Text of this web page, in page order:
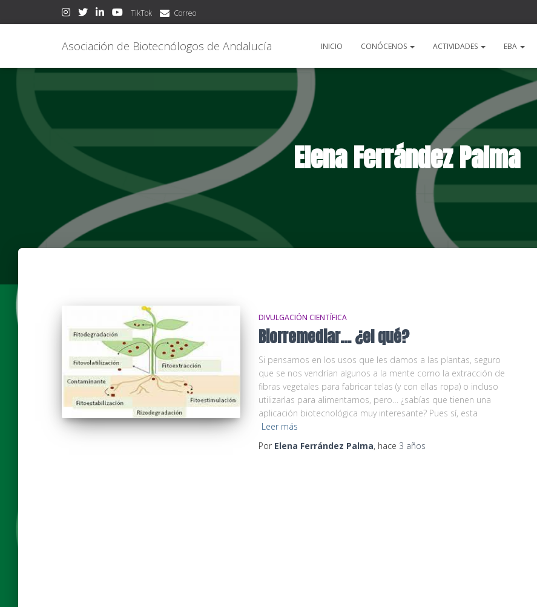
TikTok Correo
Asociación de Biotecnólogos de Andalucía INICIO CONÓCENOS ACTIVIDADES EBA
Elena Ferrández Palma
DIVULGACIÓN CIENTÍFICA
Biorremediar… ¿el qué?
Si pensamos en los usos que les damos a las plantas, seguro
que se nos vendrían algunos a la mente como la extracción de
fibras vegetales para fabricar telas (y con ellas ropa) o incluso
utilizarlas para alimentarnos, pero… ¿sabías que tienen una
aplicación biotecnológica muy interesante? Pues sí, esta
Leer más
Por Elena Ferrández Palma, hace 3 años